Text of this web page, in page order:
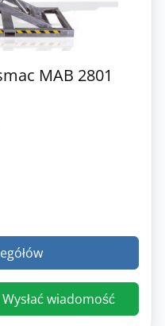
MAB 2801
Wysłać wiadomość